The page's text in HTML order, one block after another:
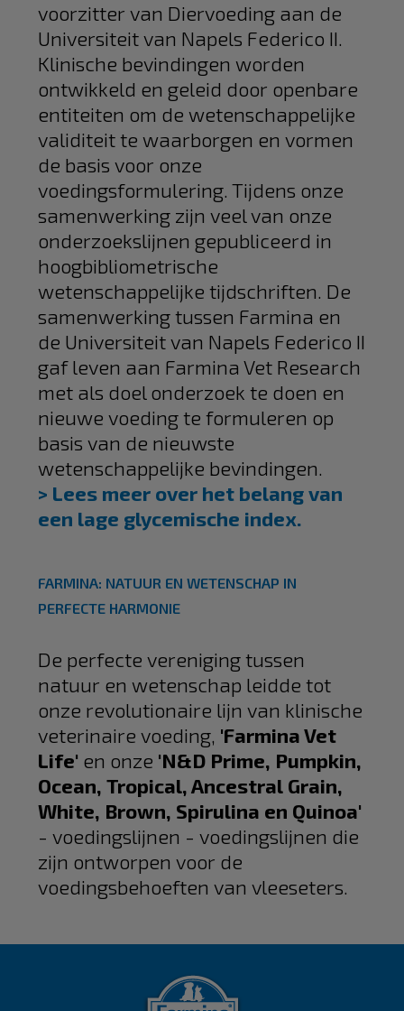
voorzitter van Diervoeding aan de
Universiteit van Napels Federico II.
Klinische bevindingen worden
ontwikkeld en geleid door openbare
entiteiten om de wetenschappelijke
validiteit te waarborgen en vormen
de basis voor onze
voedingsformulering. Tijdens onze
samenwerking zijn veel van onze
onderzoekslijnen gepubliceerd in
hoogbibliometrische
wetenschappelijke tijdschriften. De
samenwerking tussen Farmina en
de Universiteit van Napels Federico II
gaf leven aan Farmina Vet Research
met als doel onderzoek te doen en
nieuwe voeding te formuleren op
basis van de nieuwste
wetenschappelijke bevindingen.
> Lees meer over het belang van
een lage glycemische index.
FARMINA: NATUUR EN WETENSCHAP IN
PERFECTE HARMONIE
De perfecte vereniging tussen
natuur en wetenschap leidde tot
onze revolutionaire lijn van klinische
veterinaire voeding, 'Farmina Vet
Life' en onze 'N&D Prime, Pumpkin,
Ocean, Tropical, Ancestral Grain,
White, Brown, Spirulina en Quinoa'
- voedingslijnen ​​- voedingslijnen die
zijn ontworpen voor de
voedingsbehoeften van vleeseters.